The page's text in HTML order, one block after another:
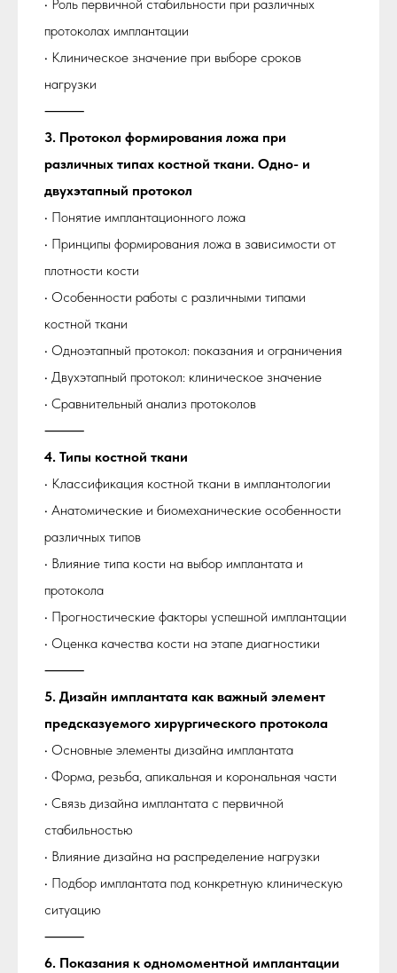
• Роль первичной стабильности при различных
протоколах имплантации
• Клиническое значение при выборе сроков
нагрузки
⸻
3. Протокол формирования ложа при
различных типах костной ткани. Одно- и
двухэтапный протокол
• Понятие имплантационного ложа
• Принципы формирования ложа в зависимости от
плотности кости
• Особенности работы с различными типами
костной ткани
• Одноэтапный протокол: показания и ограничения
• Двухэтапный протокол: клиническое значение
• Сравнительный анализ протоколов
⸻
4. Типы костной ткани
• Классификация костной ткани в имплантологии
• Анатомические и биомеханические особенности
различных типов
• Влияние типа кости на выбор имплантата и
протокола
• Прогностические факторы успешной имплантации
• Оценка качества кости на этапе диагностики
⸻
5. Дизайн имплантата как важный элемент
предсказуемого хирургического протокола
• Основные элементы дизайна имплантата
• Форма, резьба, апикальная и корональная части
• Связь дизайна имплантата с первичной
стабильностью
• Влияние дизайна на распределение нагрузки
• Подбор имплантата под конкретную клиническую
ситуацию
⸻
6. Показания к одномоментной имплантации